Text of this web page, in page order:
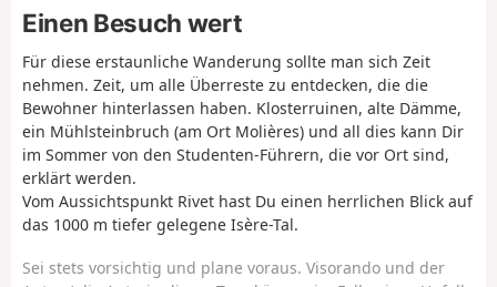
Einen Besuch wert
Für diese erstaunliche Wanderung sollte man sich Zeit
nehmen. Zeit, um alle Überreste zu entdecken, die die
Bewohner hinterlassen haben. Klosterruinen, alte Dämme,
ein Mühlsteinbruch (am Ort Molières) und all dies kann Dir
im Sommer von den Studenten-Führern, die vor Ort sind,
erklärt werden.
Vom Aussichtspunkt Rivet hast Du einen herrlichen Blick auf
das 1000 m tiefer gelegene Isère-Tal.
Sei stets vorsichtig und plane voraus. Visorando und der